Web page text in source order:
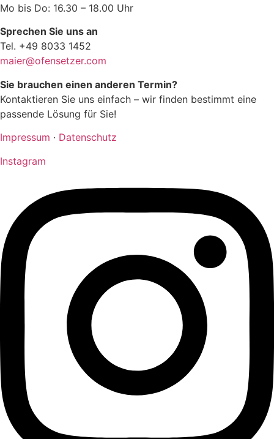
Mo bis Do: 16.30 – 18.00 Uhr
Sprechen Sie uns an
Tel. +49 8033 1452
maier@ofensetzer.com
Sie brauchen einen anderen Termin?
Kontaktieren Sie uns einfach – wir finden bestimmt eine
passende Lösung für Sie!
Impressum · Datenschutz
Instagram